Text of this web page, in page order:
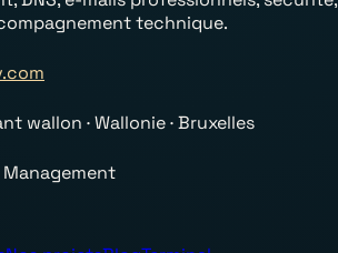
technique.
wallon · Wallonie · Bruxelles
Management